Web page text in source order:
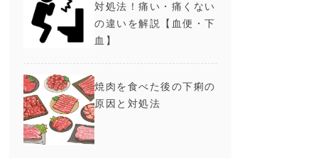
対処法！痛い・痛くない
の違いを解説【血便・下
血】
焼肉を食べた後の下痢の
原因と対処法